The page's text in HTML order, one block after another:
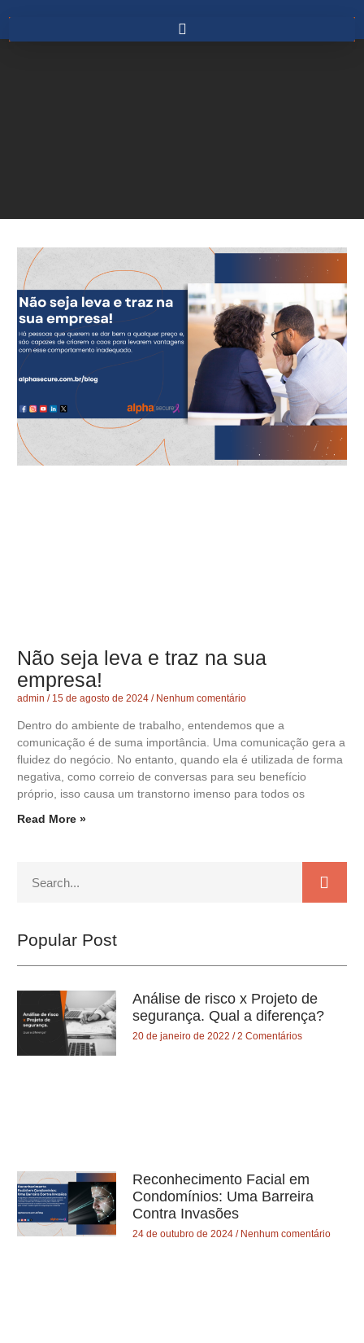
Não seja leva e traz na sua
empresa!
admin 15 de agosto de 2024 Nenhum comentário
Dentro do ambiente de trabalho, entendemos que a
comunicação é de suma importância. Uma comunicação gera a
fluidez do negócio. No entanto, quando ela é utilizada de forma
negativa, como correio de conversas para seu benefício
próprio, isso causa um transtorno imenso para todos os
Read More »
Popular Post
Análise de risco x Projeto de
segurança. Qual a diferença?
20 de janeiro de 2022 2 Comentários
Reconhecimento Facial em
Condomínios: Uma Barreira
Contra Invasões
24 de outubro de 2024 Nenhum comentário